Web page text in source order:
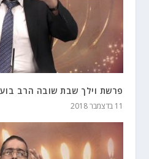
פרשת וילך שבת שובה הרב
11 בדצמבר 2018